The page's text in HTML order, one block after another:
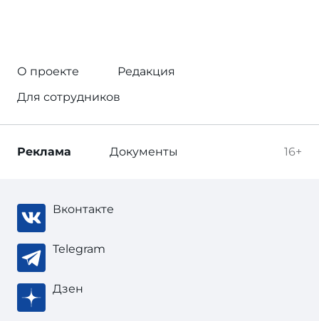
О проекте
Редакция
Для сотрудников
16+
Реклама Документы
Вконтакте
Telegram
Дзен